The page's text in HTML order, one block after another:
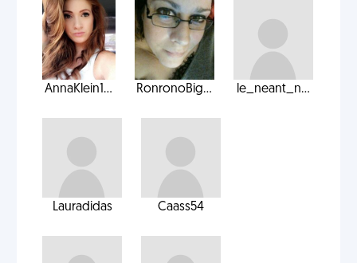
AnnaKlein1... RonronoBig... le_neant_n...
Lauradidas Caass54